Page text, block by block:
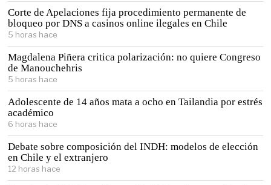
Corte de Apelaciones fija procedimiento permanente de
bloqueo por DNS a casinos online ilegales en Chile
5 horas hace
Magdalena Piñera critica polarización: no quiere Congreso
de Manouchehris
5 horas hace
Adolescente de 14 años mata a ocho en Tailandia por estrés
académico
6 horas hace
Debate sobre composición del INDH: modelos de elección
en Chile y el extranjero
12 horas hace